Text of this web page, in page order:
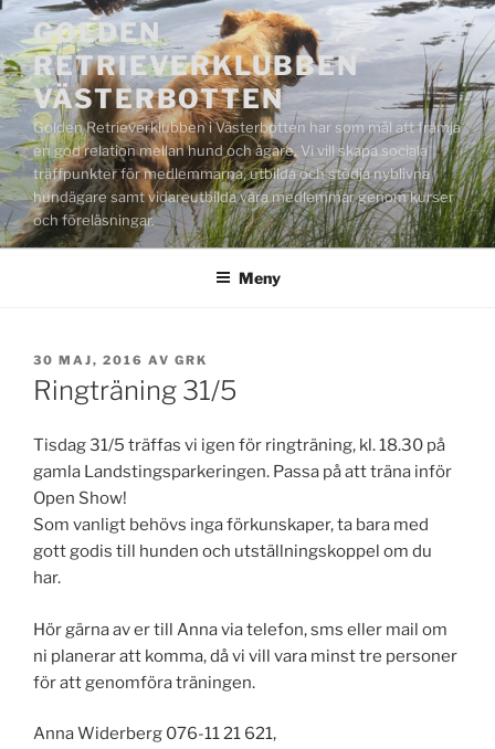
Hoppa
innehåll
GOLDEN
RETRIEVERKLUBBEN
VÄSTERBOTTEN
Golden Retrieverklubben i Västerbotten har som mål att främja
en god relation mellan hund och ägare. Vi vill skapa sociala
träffpunkter för medlemmarna, utbilda och stödja nyblivna
hundägare samt vidareutbilda våra medlemmar genom kurser
och föreläsningar.
Meny
PUBLICERAT
30 MAJ, 2016 AV GRK
Ringträning 31/5
Tisdag 31/5 träffas vi igen för ringträning, kl. 18.30 på
gamla Landstingsparkeringen. Passa på att träna inför
Open Show!
Som vanligt behövs inga förkunskaper, ta bara med
gott godis till hunden och utställningskoppel om du
har.
Hör gärna av er till Anna via telefon, sms eller mail om
ni planerar att komma, då vi vill vara minst tre personer
för att genomföra träningen.
Anna Widerberg 076-11 21 621,